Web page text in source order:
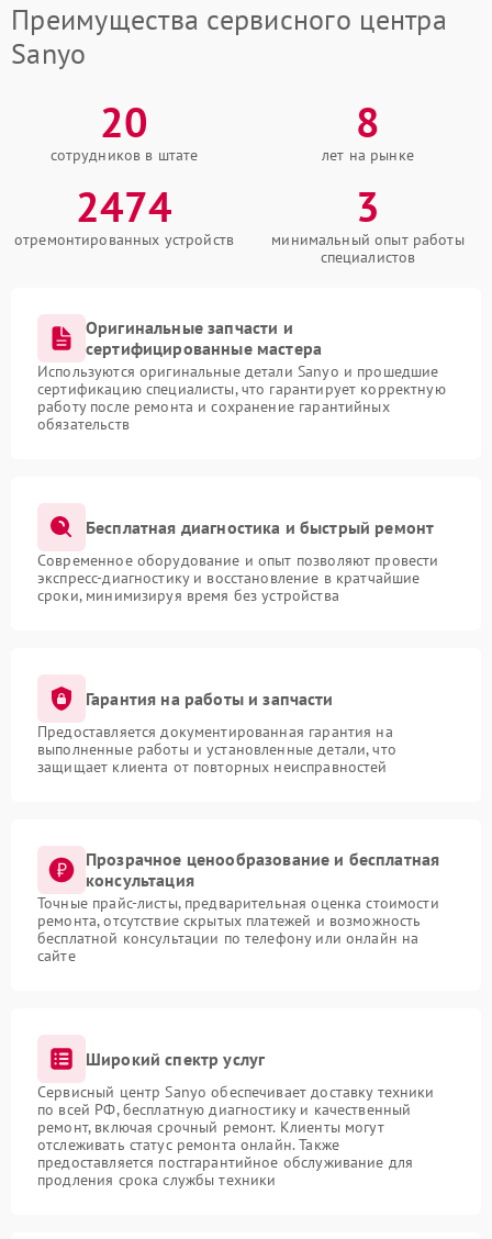
Преимущества сервисного центра
Sanyo
20
сотрудников в штате
8
лет на рынке
2474
отремонтированных устройств
3
минимальный опыт работы
специалистов
Оригинальные запчасти и
сертифицированные мастера
Используются оригинальные детали Sanyo и прошедшие
сертификацию специалисты, что гарантирует корректную
работу после ремонта и сохранение гарантийных
обязательств
Бесплатная диагностика и быстрый ремонт
Современное оборудование и опыт позволяют провести
экспресс-диагностику и восстановление в кратчайшие
сроки, минимизируя время без устройства
Гарантия на работы и запчасти
Предоставляется документированная гарантия на
выполненные работы и установленные детали, что
защищает клиента от повторных неисправностей
Прозрачное ценообразование и бесплатная
консультация
Точные прайс-листы, предварительная оценка стоимости
ремонта, отсутствие скрытых платежей и возможность
бесплатной консультации по телефону или онлайн на
сайте
Широкий спектр услуг
Сервисный центр Sanyo обеспечивает доставку техники
по всей РФ, бесплатную диагностику и качественный
ремонт, включая срочный ремонт. Клиенты могут
отслеживать статус ремонта онлайн. Также
предоставляется постгарантийное обслуживание для
продления срока службы техники